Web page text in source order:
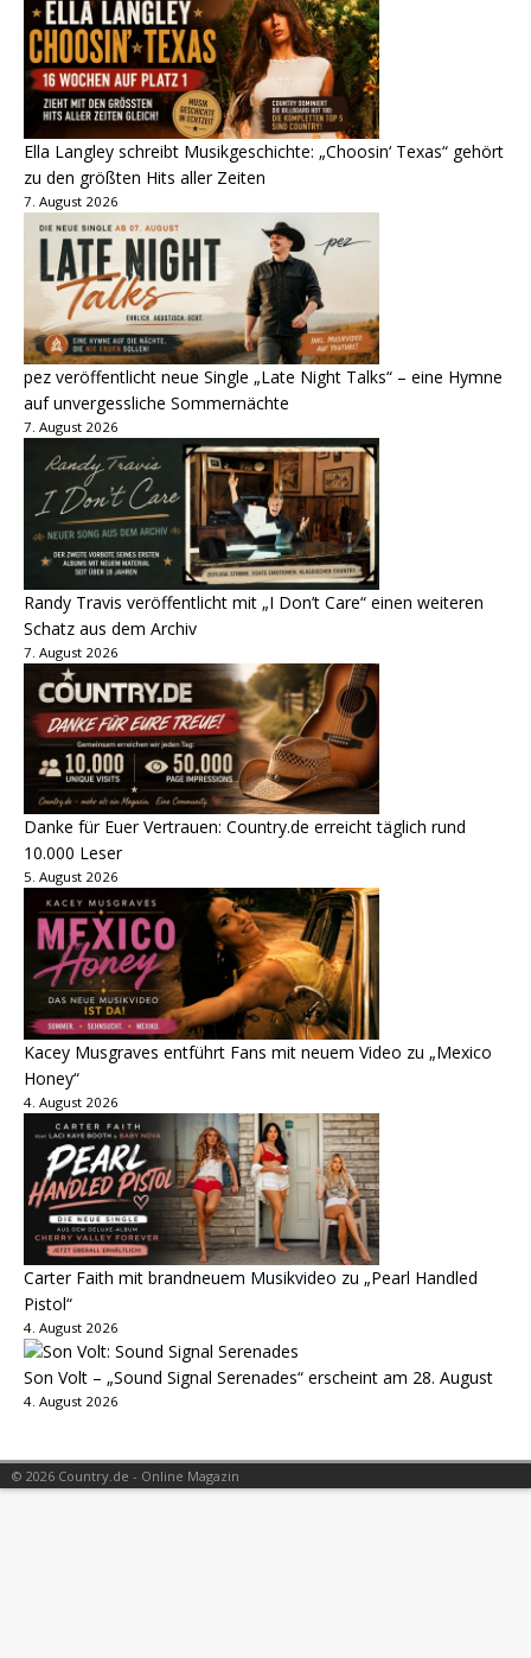
Ella Langley schreibt Musikgeschichte: „Choosin‘ Texas“ gehört
zu den größten Hits aller Zeiten
7. August 2026
pez veröffentlicht neue Single „Late Night Talks“ – eine Hymne
auf unvergessliche Sommernächte
7. August 2026
Randy Travis veröffentlicht mit „I Don’t Care“ einen weiteren
Schatz aus dem Archiv
7. August 2026
Danke für Euer Vertrauen: Country.de erreicht täglich rund
10.000 Leser
5. August 2026
Kacey Musgraves entführt Fans mit neuem Video zu „Mexico
Honey“
4. August 2026
Carter Faith mit brandneuem Musikvideo zu „Pearl Handled
Pistol“
4. August 2026
Son Volt – „Sound Signal Serenades“ erscheint am 28. August
4. August 2026
© 2026 Country.de - Online Magazin